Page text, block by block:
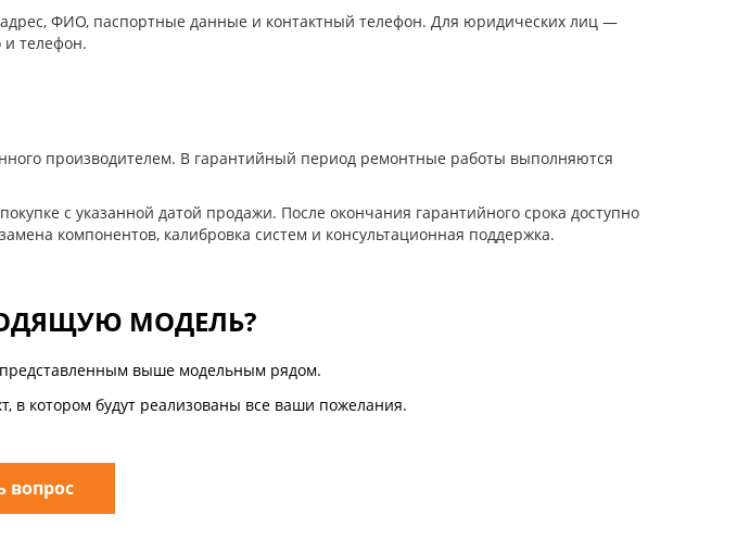
ФИО, паспортные данные и контактный телефон. Для юридических лиц —
и телефон.
производителем. В гарантийный период ремонтные работы выполняются
с указанной датой продажи. После окончания гарантийного срока доступно
компонентов, калибровка систем и консультационная поддержка.
МОДЕЛЬ?
выше модельным рядом.
котором будут реализованы все ваши пожелания.
вопрос